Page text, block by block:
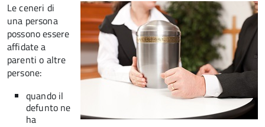
Le ceneri di
una persona
possono essere
affidate a
parenti o altre
persone:
quando il
defunto ne
ha